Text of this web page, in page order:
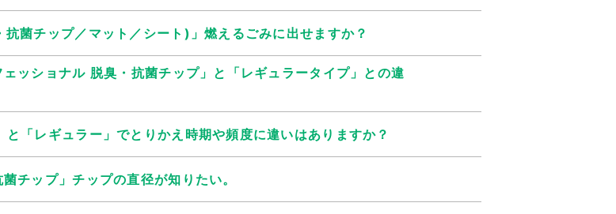
菌チップ／マット／シート)」燃えるごみに出せますか？
ッショナル 脱臭・抗菌チップ」と「レギュラータイプ」との違
と「レギュラー」でとりかえ時期や頻度に違いはありますか？
チップ」チップの直径が知りたい。